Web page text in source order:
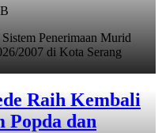
Penerimaan Murid
2007 di Kota Serang
Raih Kembali
Popda dan